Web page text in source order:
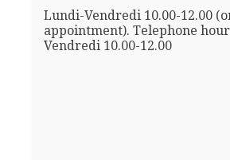
Lundi-Vendredi 10.00-12.00
appointment). Telephone
Vendredi 10.00-12.00